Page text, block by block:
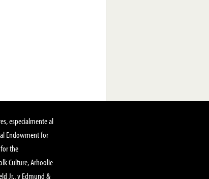
especialmente al
Endowment for
the
Culture, Arhoolie
Jr., y Edmund &